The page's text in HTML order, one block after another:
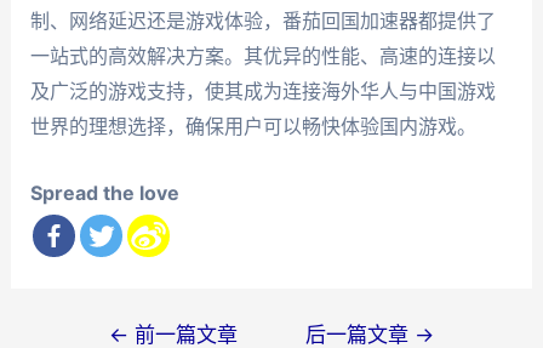
制、网络延迟还是游戏体验，番茄回国加速器都提供了
一站式的高效解决方案。其优异的性能、高速的连接以
及广泛的游戏支持，使其成为连接海外华人与中国游戏
世界的理想选择，确保用户可以畅快体验国内游戏。
Spread the love
← 前一篇文章 后一篇文章 →